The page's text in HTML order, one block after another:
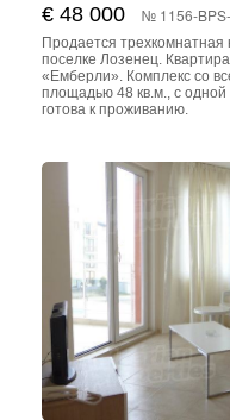
€ 48 000 № 1156-
Продается
поселке Лозенец.
«Емберли». Комплекс со
площадью 48 кв.м., с
готова к проживанию.